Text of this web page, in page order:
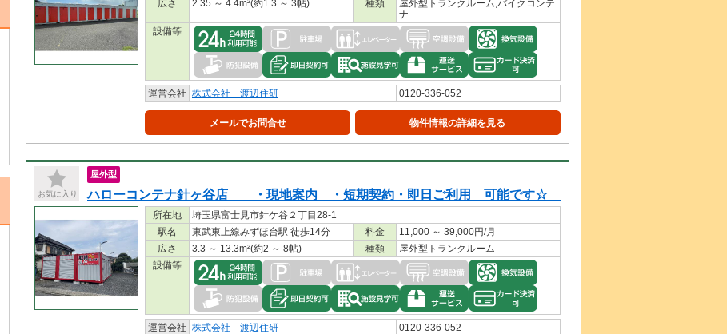
広さ
2.35 ～ 4.4m²(約1.3 ～ 3帖) 種類
屋外型トランクルーム,バイクコンテ
ナ
設備等
運営会社 株式会社 渡辺住研 0120-336-052
メールでお問合せ 物件情報の詳細を見る
お気に入り
屋外型
ハローコンテナ針ヶ谷店 ・現地案内 ・短期契約・即日ご利用 可能です☆
所在地
埼玉県富士見市針ケ谷２丁目28-1
駅名
東武東上線みずほ台駅 徒歩14分 料金
11,000 ～ 39,000円/月
広さ
3.3 ～ 13.3m²(約2 ～ 8帖) 種類
屋外型トランクルーム
設備等
運営会社 株式会社 渡辺住研 0120-336-052